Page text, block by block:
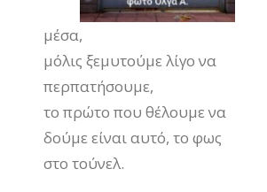
μέσα,
μόλις ξεμυτούμε λίγο να
περπατήσουμε,
το πρώτο που θέλουμε να
δούμε είναι αυτό, το φως
στο τούνελ.